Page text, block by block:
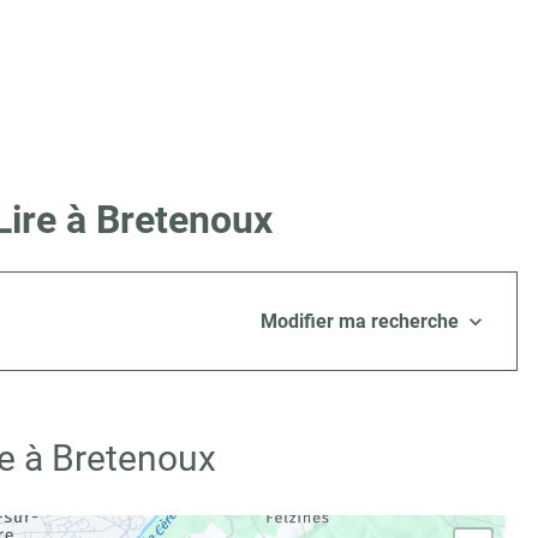
à Bretenoux
Modifier ma recherche
à Bretenoux